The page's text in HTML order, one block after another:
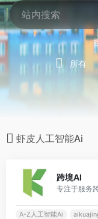
所有
虾皮人工智能Ai
跨境AI
专注于服务
A-Z人工智能Ai